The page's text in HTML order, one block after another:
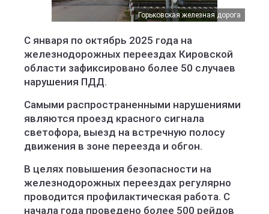
Горьковская железная дорога
С января по октябрь 2025 года на
железнодорожных переездах Кировской
области зафиксировано более 50 случаев
нарушения ПДД.
Самыми распространенными нарушениями
являются проезд красного сигнала
светофора, выезд на встречную полосу
движения в зоне переезда и обгон.
В целях повышения безопасности на
железнодорожных переездах регулярно
проводится профилактическая работа. С
начала года проведено более 500 рейдов